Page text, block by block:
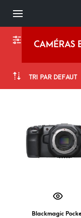
CAMÉRAS
TRI PAR DÉFAUT
Blackmagic